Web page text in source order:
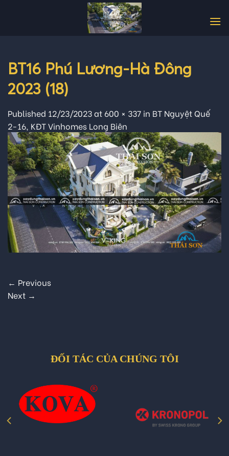
BT16 Phú Lương-Hà Đông
2023 (18)
Published 12/23/2023at 600 × 337 in BT Nguyệt Quế
2-16, KĐT Vinhomes Long Biên
← Previous
Next →
ĐỐI TÁC CỦA CHÚNG TÔI